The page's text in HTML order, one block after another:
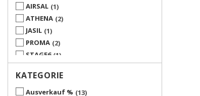
AIRSAL 1
ATHENA 2
JASIL 1
PROMA 2
STAGE6 1
KATEGORIE
Ausverkauf % 13